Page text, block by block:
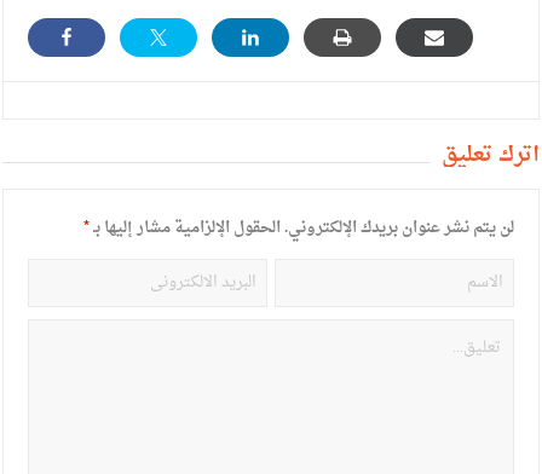
أترك تعليق
لن يتم نشر عنوان بريدك الإلكتروني.الحقول الإلزامية مشار إليها بـ*